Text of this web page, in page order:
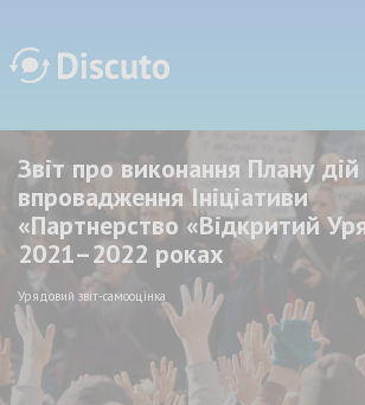
Discuto
Discuto
Звіт про виконання Плану дій
впровадження Ініціативи
«Партнерство «Відкритий
2021–2022 роках
Урядовий звіт-самооцінка